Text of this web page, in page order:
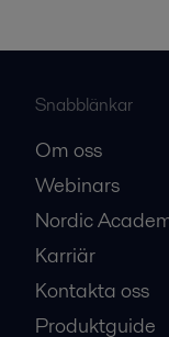
Snabblänkar
Om oss
Webinars
Nordic
Karriär
Kontakta oss
Produktguide